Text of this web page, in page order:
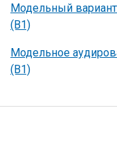
Модельный
(B1)
Модельное
(B1)